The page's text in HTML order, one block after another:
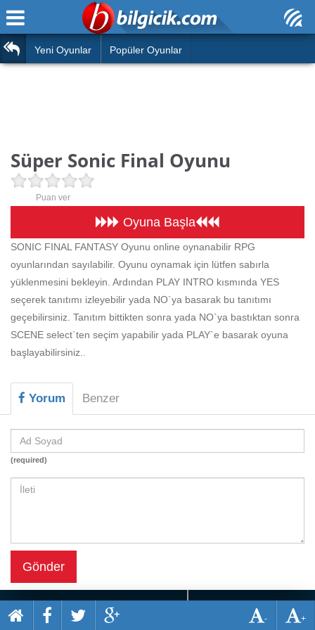
Araba
Futbol
Çocuk
Silah
Basketbol
Beceri
Komik
Mario
Savaş
Spor
Yemek
Ana Sayfa
Hızlı Okuma Testi
Hesaplamalar
Oyun
Eğitim Haberleri
Yeni Oyunlar Popüler Oyunlar
Süper Sonic Final Oyunu
Puan ver
Oyuna Başla
SONIC FINAL FANTASY Oyunu online oynanabilir RPG
oyunlarından sayılabilir. Oyunu oynamak için lütfen sabırla
yüklenmesini bekleyin. Ardından PLAY INTRO kısmında YES
seçerek tanıtımı izleyebilir yada NO`ya basarak bu tanıtımı
geçebilirsiniz. Tanıtım bittikten sonra yada NO`ya bastıktan sonra
SCENE select`ten seçim yapabilir yada PLAY`e basarak oyuna
başlayabilirsiniz..
Yorum Benzer
(required)
Gönder
+
-